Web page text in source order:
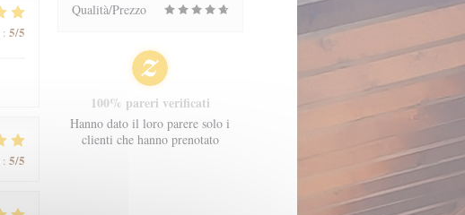
: 5/5
: 5/5
Qualità/Prezzo
100% pareri verificati
Hanno dato il loro parere solo i
clienti che hanno prenotato